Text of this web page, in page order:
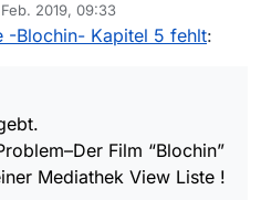
Problem–Der Film “Blochin”
in meiner Mediathek View Liste !
gekürzt>
2019, 09:33
-Blochin- Kapitel 5 fehlt:
Film “Blochin”
Mediathek View Liste !